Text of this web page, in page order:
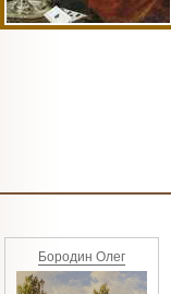
Бородин Олег